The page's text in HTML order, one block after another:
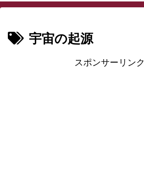
宇宙の起源
スポンサーリンク